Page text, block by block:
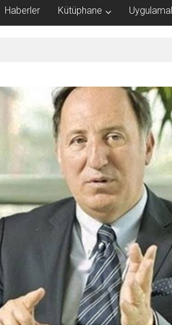
Haberler Kütüphane